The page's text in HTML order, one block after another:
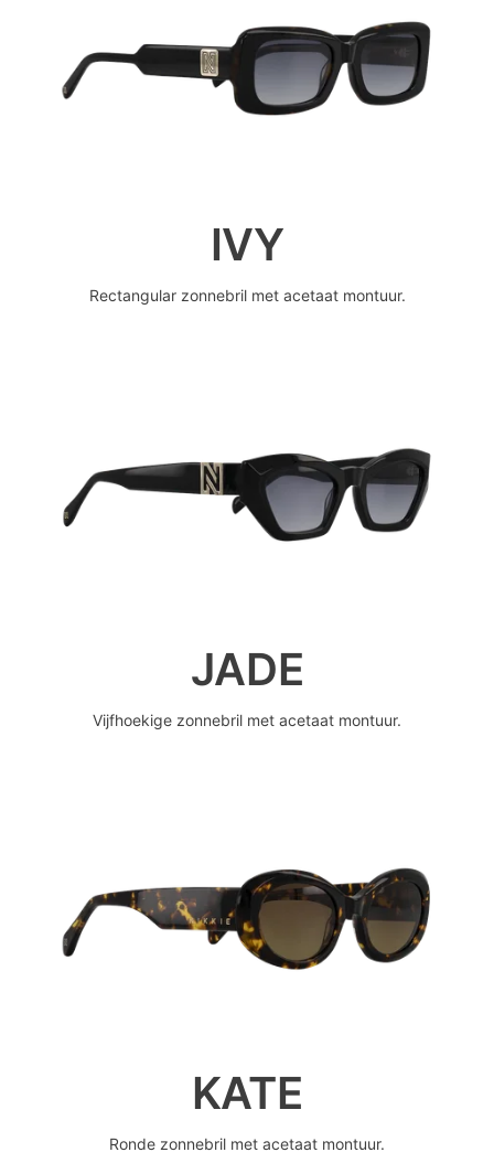
IVY
Rectangular zonnebril met acetaat montuur.
JADE
Vijfhoekige zonnebril met acetaat montuur.
KATE
Ronde zonnebril met acetaat montuur.